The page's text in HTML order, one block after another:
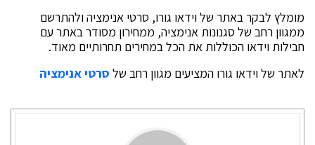
מומלץ לבקר באתר של וידאו גורו, סרטי אנימציה ולהתרשם
ממגוון רחב של סגנונות אנימציה, ממחירון מסודר באתר עם
חבילות וידאו הכוללות את הכל במחירים תחרותיים מאוד.
לאתר של וידאו גורו המציעים מגוון רחב של סרטי אנימציה